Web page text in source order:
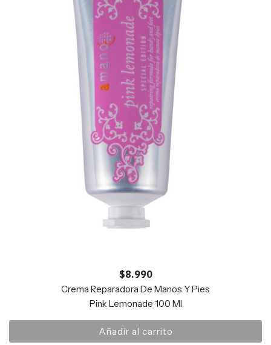
$8.990
Crema Reparadora De Manos Y Pies
Pink Lemonade 100 Ml
Añadir al carrito